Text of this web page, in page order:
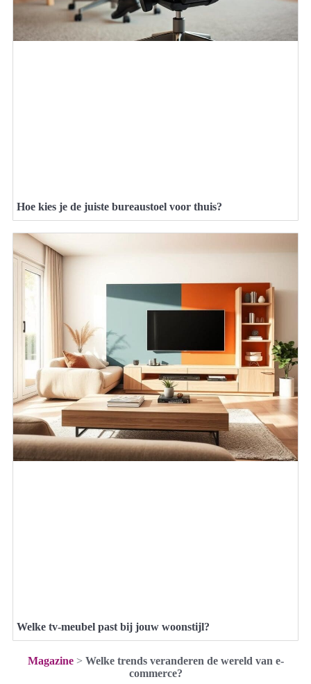
Hoe kies je de juiste bureaustoel voor thuis?
Welke tv-meubel past bij jouw woonstijl?
Magazine> Welke trends veranderen de wereld van e-
commerce?